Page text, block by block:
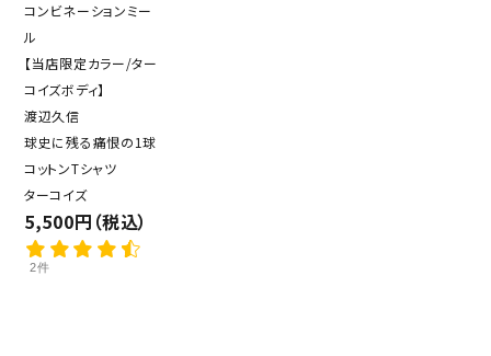
コンビネーションミー
ル
【当店限定カラー/ター
コイズボディ】
渡辺久信
球史に残る痛恨の1球
コットンTシャツ
ターコイズ
5,500円（税込）
2件